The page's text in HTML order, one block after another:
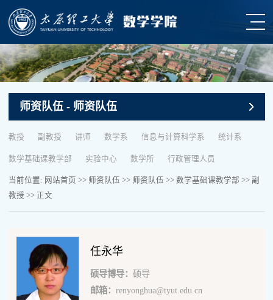
师资队伍 - 师资队伍
教授 副教授 讲师 数学系 信息与计算科学系 统计系
数学基础课教学部 实验中心 数学所 行政管理人员
当前位置: 网站首页 >> 师资队伍 >> 师资队伍 >> 数学基础课教学部 >> 副
教授 >> 正文
任永华
硕导博导： 硕导
邮箱： renyonghua@tyut.edu.cn